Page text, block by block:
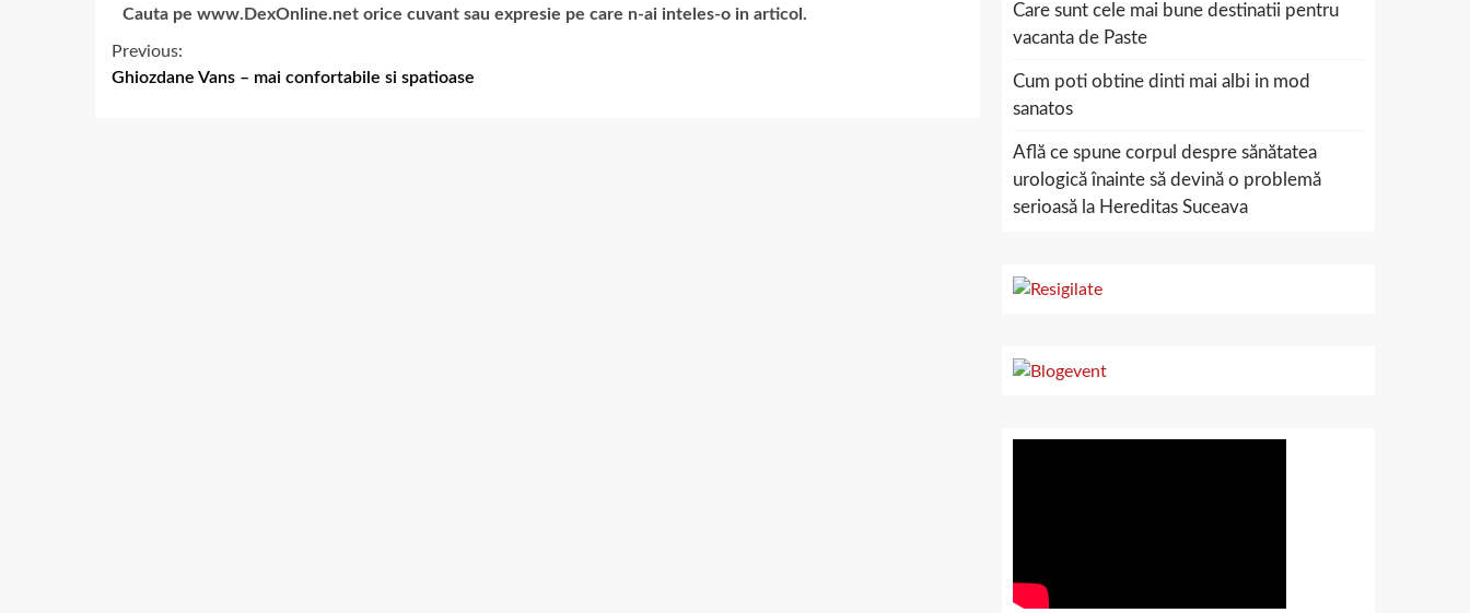
Cauta pe www.DexOnline.net orice cuvant sau expresie pe care n-ai inteles-o in articol.
Previous:
Ghiozdane Vans – mai confortabile si spatioase
Care sunt cele mai bune destinatii pentru
vacanta de Paste
Cum poti obtine dinti mai albi in mod
sanatos
Află ce spune corpul despre sănătatea
urologică înainte să devină o problemă
serioasă la Hereditas Suceava